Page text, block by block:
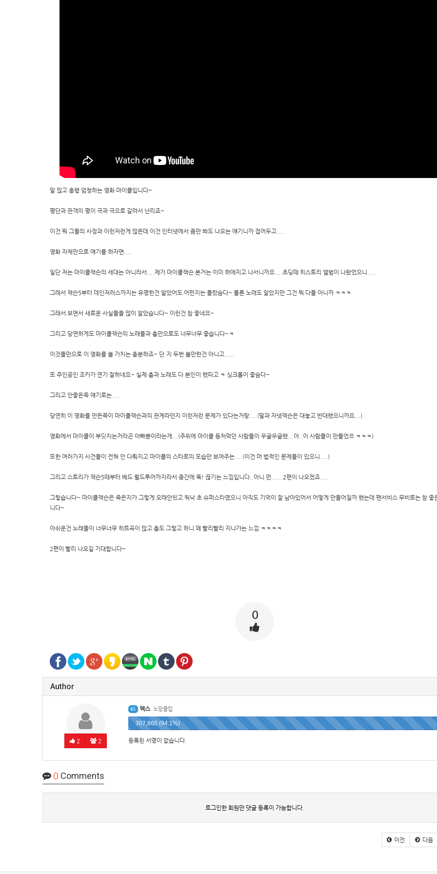
말 많고 흥행 엄청하는 영화 마이클입니다~
평단과 관객의 평이 극과 극으로 갈려서 난리죠~
이건 뭐 그들의 사정과 이런저런게 많은데 이건 인터넷에서 좀만 봐도 나오는 얘기니까 접어두고....
영화 자체만으로 얘기를 하자면....
일단 저는 마이클잭슨의 세대는 아니라서....제가 마이클잭슨 본거는 이미 하애지고 나서니까요....초딩때 히스토리 앨범이 나왔었으니....
그래서 잭슨5부터 데인저러스까지는 유명한건 알았어도 어떤지는 몰랐슴다~ 물론 노래도 알았지만 그건 뭐 다들 아니까 ㅋㅋㅋ
그래서 보면서 새로운 사실들을 많이 알았습니다~ 이런건 참 좋네요~
그리고 당연하게도 마이클잭슨의 노래들과 춤만으로도 너무너무 좋습니다~ㅋ
이것들만으로 이 영화를 볼 가치는 충분하죠~ 단.지 두번 볼만한건 아니고.....
또 주인공인 조카가 연기 잘하네요~ 실제 춤과 노래도 다 본인이 했따고 ㅋ 싱크롤이 좋슴다~
그리고 안좋은쪽 얘기로는....
당연히 이 영화를 만든쪽이 마이클잭슨과의 관계라던지 이런저런 문제가 있다는거랑....(딸과 자넷잭슨은 대놓고 반대했으니까요...)
영화에서 마이클이 부딧치는거라곤 아빠뿐이라는게...(주위에 마이클 등처먹던 사람들이 우글우글했...아..이 사람들이 만들었쬬 ㅋㅋㅋ)
또한 여러가지 사건들이 전혀 안 다뤄지고 마이클의 스타로의 모습만 보여주는....(이건 머 법적인 문제들이 있으니....)
그리고 스토리가 잭슨5때부터 베드 월드투어까지라서 중간에 뚝! 끊기는 느낌입니다..아니 먼......2편이 나오겠죠....
그렇습니다~ 마이클잭슨은 죽은지가 그렇게 오래안됬고 워낙 초 슈퍼스타였으니 아직도 기억이 잘 남아있어서 어떻게 만들어질까 했는데 팬서비스 무비로는 참 좋
니다~
아쉬운건 노래들이 너무너무 히트곡이 많고 춤도 그렇고 하니 꽤 빨리빨리 지나가는 느낌 ㅋㅋㅋㅋ
2편이 빨리 나오길 기대합니다~
0
Author
2 2
65 엑스 노땅클럽
307,860 (94.1%)
등록된 서명이 없습니다.
0 Comments
로그인한 회원만 댓글 등록이 가능합니다.
이전 다음